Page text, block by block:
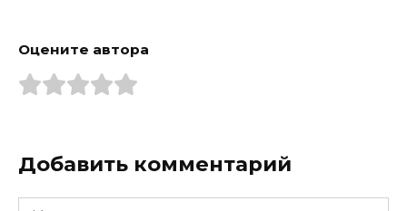
Оцените автора
Добавить комментарий